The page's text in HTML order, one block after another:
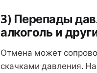
3) Перепады
алкоголь и
Отмена может
скачками давления.